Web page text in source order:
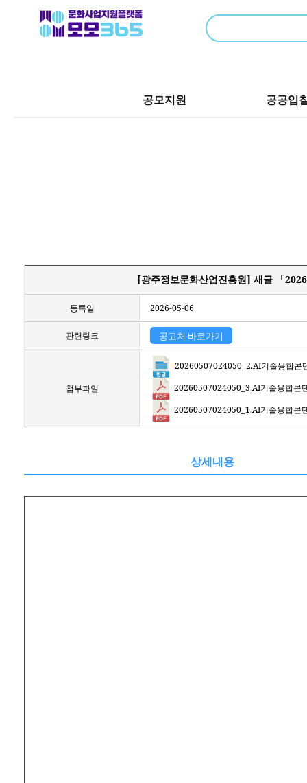
공모지원 공공입
[광주정보문화산업진흥원] 새글 「
등록일 2026-05-06
관련링크 공고처 바로가기
첨부파일
20260507024050_2.AI기술융합콘
20260507024050_3.AI기술융합콘
20260507024050_1.AI기술융합콘
상세내용